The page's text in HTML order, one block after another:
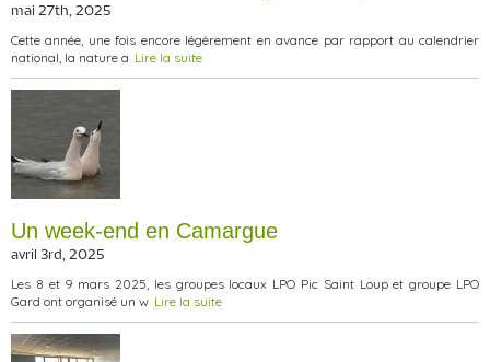
mai 27th, 2025
Cette année, une fois encore légèrement en avance par rapport au calendrier
national, la nature a Lire la suite
Un week-end en Camargue
avril 3rd, 2025
Les 8 et 9 mars 2025, les groupes locaux LPO Pic Saint Loup et groupe LPO
Gard ont organisé un w Lire la suite